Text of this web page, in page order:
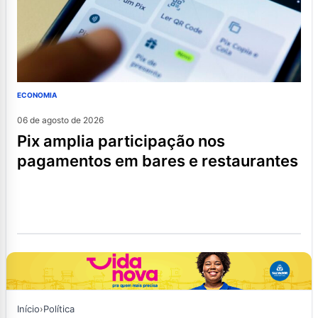
ECONOMIA
06 de agosto de 2026
pix amplia participação nos
pagamentos em bares e restaurantes
Início›Política